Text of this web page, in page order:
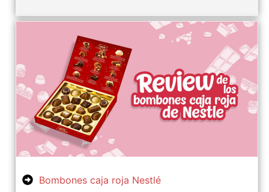
Bombones caja roja Nestlé